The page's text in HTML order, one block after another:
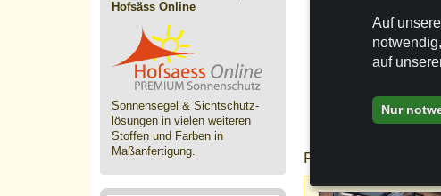
Produktauswahl
Hofsäss Online
Sonnensegel & Sichtschutz­
lösungen in vielen weiteren
Stoffen und Farben in
Maßanfertigung.
Auf
auf
Nur